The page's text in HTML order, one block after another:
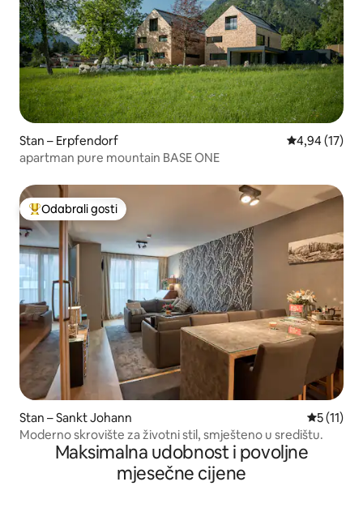
Stan – Erpfendorf Prosječna
4,94 (17)
apartman pure mountain BASE ONE
Među najviše rangiranima s oznakom „Odabrali gosti”
Odabrali gosti
Stan – Sankt Johann
5 (11)
Moderno skrovište za životni stil, smješteno u središtu.
Maksimalna udobnost i povoljne
mjesečne cijene